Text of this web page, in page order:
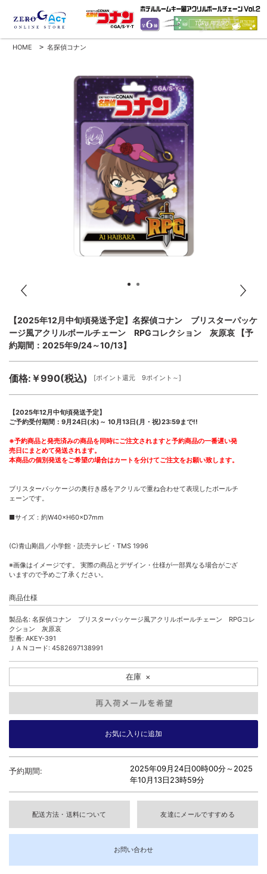
HOME > 名探偵コナン
【2025年12月中旬頃発送予定】名探偵コナン ブリスターパッケ
ージ風アクリルボールチェーン RPGコレクション 灰原哀 【予
約期間：2025年9/24～10/13】
価格:￥990(税込) [ポイント還元 9ポイント～]
【2025年12月中旬頃発送予定】
ご予約受付期間：9月24日(水)～ 10月13日(月・祝)23:59まで!!
※予約商品と発売済みの商品を同時にご注文されますと予約商品の一番遅い発
売日にまとめて発送されます。
本商品の個別発送をご希望の場合はカートを分けてご注文をお願い致します。
ブリスターパッケージの奥行き感をアクリルで重ね合わせて表現したボールチ
ェーンです。
■サイズ：約W40×H60×D7mm
(C)青山剛昌／小学館・読売テレビ・TMS 1996
※画像はイメージです。 実際の商品とデザイン・仕様が一部異なる場合がござ
いますので予めご了承ください。
商品仕様
製品名: 名探偵コナン ブリスターパッケージ風アクリルボールチェーン RPGコレ
クション 灰原哀
型番: AKEY-391
ＪＡＮコード: 4582697138991
在庫 ×
予約期間: 2025年09月24日00時00分～2025
年10月13日23時59分
配送方法・送料について 友達にメールですすめる
お問い合わせ